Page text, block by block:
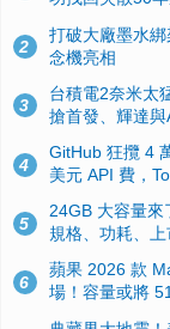
2
打破大廠墨水
念機亮相
3
台積電2奈米太
搶首發、輝達
4
GitHub 狂攬 4
美元 API 費，
5
24GB 大容量來
規格、功耗、上
6
蘋果 2026 款
場！容量或將